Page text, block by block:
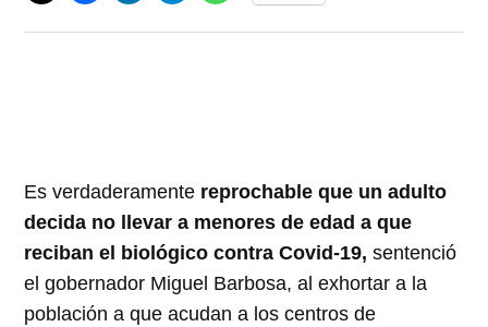
Es verdaderamente reprochable que un adulto
decida no llevar a menores de edad a que
reciban el biológico contra Covid-19, sentenció
el gobernador Miguel Barbosa, al exhortar a la
población a que acudan a los centros de